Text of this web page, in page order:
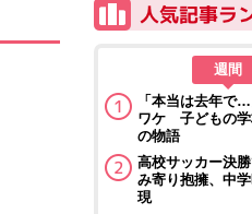
週間
「本当は去年で
ワケ 子どもの学
の物語
高校サッカー決
み寄り抱擁、中
現